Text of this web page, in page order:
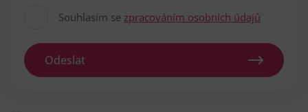
Souhlasím se zpracováním osobních údajů
Odeslat